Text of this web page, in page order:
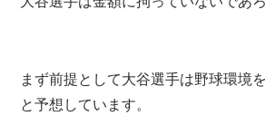
まず前提として大谷選手は野球環境
と予想しています。